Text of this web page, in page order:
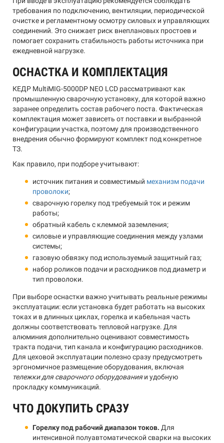
требования по подключению, вентиляции, периодической
очистке и регламентному осмотру силовых и управляющих
соединений. Это снижает риск внеплановых простоев и
помогает сохранить стабильность работы источника при
ежедневной нагрузке.
ОСНАСТКА И КОМПЛЕКТАЦИЯ
КЕДР MultiMIG-5000DP NEO LCD рассматривают как
промышленную сварочную установку, для которой важно
заранее определить состав рабочего поста. Фактическая
комплектация может зависеть от поставки и выбранной
конфигурации участка, поэтому для производственного
внедрения обычно формируют комплект под конкретное
ТЗ.
Как правило, при подборе учитывают:
источник питания и совместимый механизм подачи
проволоки;
сварочную горелку под требуемый ток и режим
работы;
обратный кабель с клеммой заземления;
силовые и управляющие соединения между узлами
системы;
газовую обвязку под используемый защитный газ;
набор роликов подачи и расходников под диаметр и
тип проволоки.
При выборе оснастки важно учитывать реальные режимы
эксплуатации: если установка будет работать на высоких
токах и в длинных циклах, горелка и кабельная часть
должны соответствовать тепловой нагрузке. Для
алюминия дополнительно оценивают совместимость
тракта подачи, тип канала и конфигурацию расходников.
Для цеховой эксплуатации полезно сразу предусмотреть
эргономичное размещение оборудования, включая
тележки для сварочного оборудованияи удобную
прокладку коммуникаций.
ЧТО ДОКУПИТЬ СРАЗУ
Горелку под рабочий диапазон токов. Для
интенсивной полуавтоматической сварки на высоких